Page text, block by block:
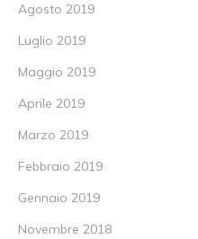
Agosto 2019
Luglio 2019
Maggio 2019
Aprile 2019
Marzo 2019
Febbraio 2019
Gennaio 2019
Novembre 2018